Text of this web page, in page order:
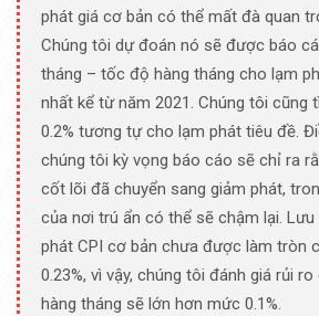
phát giá cơ bản có thể mất đà quan
Chúng tôi dự đoán nó sẽ được báo
tháng – tốc độ hàng tháng cho lạm
nhất kể từ năm 2021. Chúng tôi cũng
0.2% tương tự cho lạm phát tiêu đề.
chúng tôi kỳ vọng báo cáo sẽ chỉ ra
cốt lõi đã chuyển sang giảm phát,
của nơi trú ẩn có thể sẽ chậm lại. Lưu
phát CPI cơ bản chưa được làm tròn
0.23%, vì vậy, chúng tôi đánh giá rủi
hàng tháng sẽ lớn hơn mức 0.1%.